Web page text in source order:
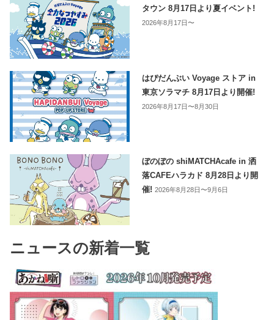
タウン 8月17日より夏イベント!
2026年8月17日〜
はぴだんぶい Voyage ストア in
東京ソラマチ 8月17日より開催!
2026年8月17日〜8月30日
ぼのぼの shiMATCHAcafe in 洒
落CAFEハラカド 8月28日より開
催!2026年8月28日〜9月6日
ニュースの新着一覧